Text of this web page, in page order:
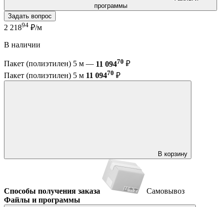
программы
Задать вопрос
2 21894 ₽/м
В наличии
Пакет (полиэтилен) 5 м — 11 09470 ₽
Пакет (полиэтилен) 5 м 11 09470 ₽
В корзину
Способы получения заказа
Самовывоз
Файлы и программы